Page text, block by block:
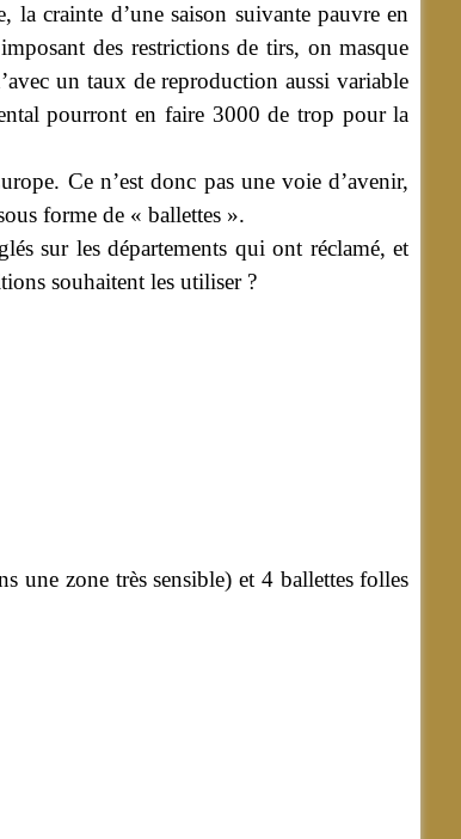
crainte d’une saison suivante pauvre en
des restrictions de tirs, on masque
un taux de reproduction aussi variable
pourront en faire 3000 de trop pour la
Ce n’est donc pas une voie d’avenir,
forme de « ballettes ».
sur les départements qui ont réclamé, et
souhaitent les utiliser ?
une zone très sensible) et 4 ballettes folles